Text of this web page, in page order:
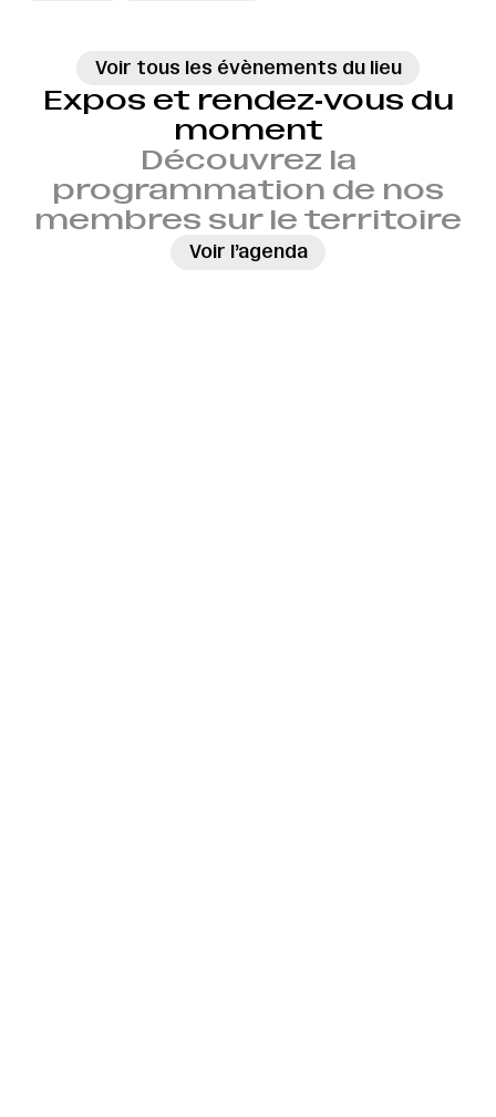
Voir tous les évènements du lieu
Expos et rendez‑vous du
moment
Découvrez la
programmation de nos
membres sur le territoire
Voir l’agenda